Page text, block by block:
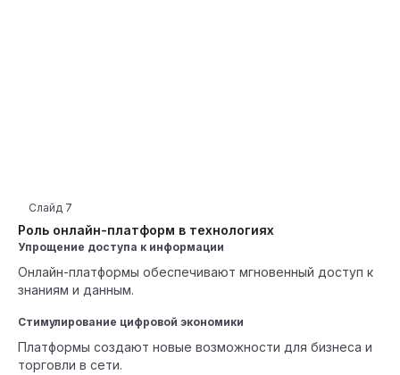
Роль онлайн-платформ в технологиях
Слайд 7
Упрощение доступа к информации
Онлайн-платформы обеспечивают мгновенный доступ к
знаниям и данным.
Стимулирование цифровой экономики
Платформы создают новые возможности для бизнеса и
торговли в сети.